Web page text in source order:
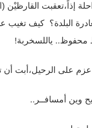
إذاً،تعقبت
البلدة؟ كيف تغيب
ياللسخربة!
على الرحيل،أبت أن
وين أمسافــر..